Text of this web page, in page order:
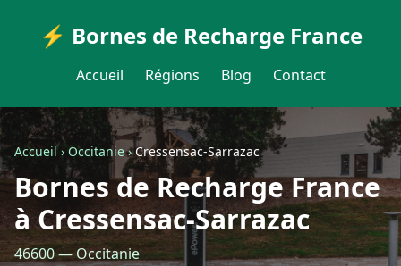
⚡ Bornes de Recharge France
Accueil Régions Blog Contact
Accueil›Occitanie›Cressensac-Sarrazac
Bornes de Recharge France
à Cressensac-Sarrazac
46600 — Occitanie